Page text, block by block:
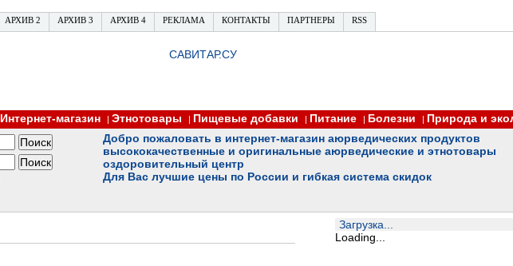
АРХИВ 2 АРХИВ 3 АРХИВ 4 РЕКЛАМА КОНТАКТЫ ПАРТНЕРЫ RSS
САВИТАР.СУ
Интернет-магазин | Этнотовары | Пищевые добавки | Питание | Болезни | Природа и
Добро пожаловать в интернет-магазин аюрведических продуктов
высококачественные и оригинальные аюрведические и этнотовары
оздоровительный центр
Для Вас лучшие цены по России и гибкая система скидок
Загрузка...
Loading...